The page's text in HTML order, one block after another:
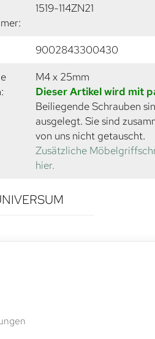
1519-114ZN21
9002843300430
M4 x 25mm
Dieser Artikel wird mit
Beiliegende Schrauben
ausgelegt. Sie sind
von uns nicht getauscht.
Zusätzliche
hier.